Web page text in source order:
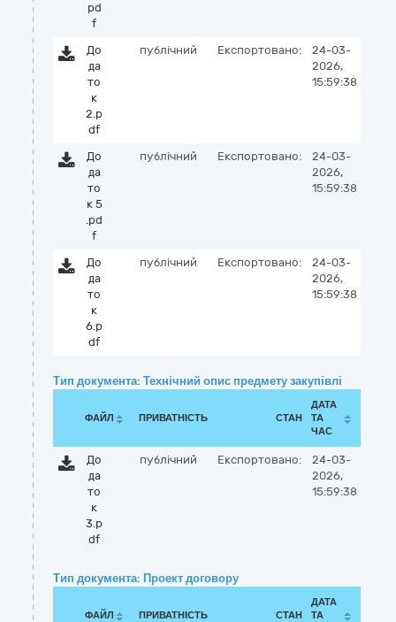
pd
f
До
да
то
к
2.p
df
публічний Експортовано:
24-03-
2026,
15:59:38
До
да
то
к 5
.pd
f
публічний Експортовано:
24-03-
2026,
15:59:38
До
да
то
к
6.p
df
публічний Експортовано:
24-03-
2026,
15:59:38
Тип документа: Технічний опис предмету закупівлі
ФАЙЛ ПРИВАТНІСТЬ СТАН
ДАТА
ТА
ЧАС
До
да
то
к
3.p
df
публічний Експортовано:
24-03-
2026,
15:59:38
Тип документа: Проект договору
ФАЙЛ ПРИВАТНІСТЬ СТАН
ДАТА
ТА